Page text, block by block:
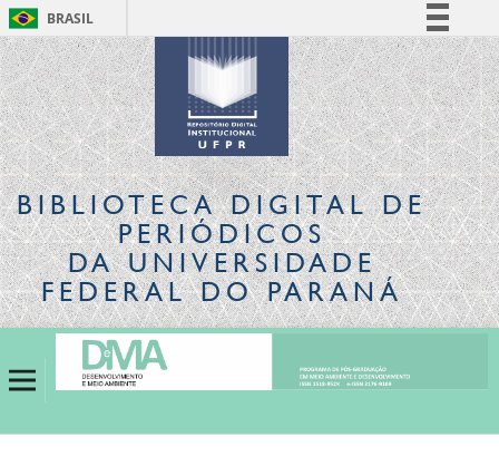
BRASIL
Simplifique!
Comunica BR
Participe
Acesso à informação
Legislação
Canais
BIBLIOTECA DIGITALDE
PERIÓDICOS
DA UNIVERSIDADE
FEDERAL DO PARANÁ